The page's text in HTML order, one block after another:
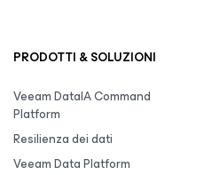
PRODOTTI & SOLUZIONI
Veeam DataIA Command
Platform
Resilienza dei dati
Veeam Data Platform